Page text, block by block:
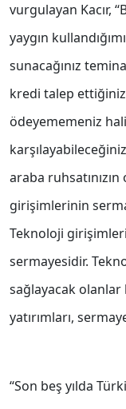
vurgulayan Kacır,
yaygın
sunacağınız
kredi talep
ödeyememeniz
araba
girişimlerinin
Teknoloji
sermayesidir.
sağlayacak
yatırımları,
‘‘Son beş yılda